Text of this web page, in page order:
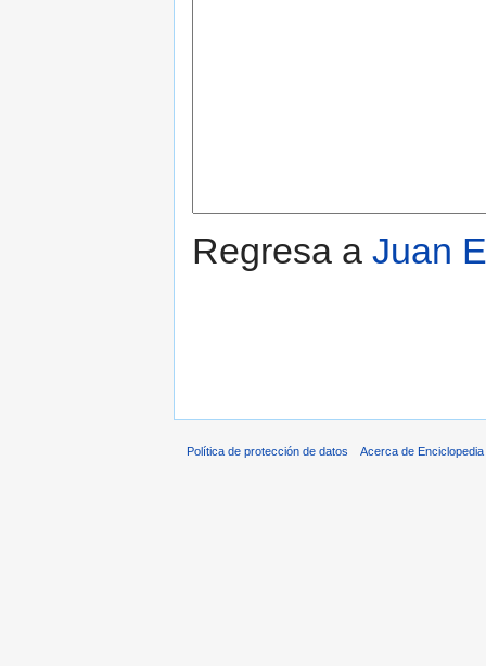
Regresa a Juan
Política de protección de datos Acerca de